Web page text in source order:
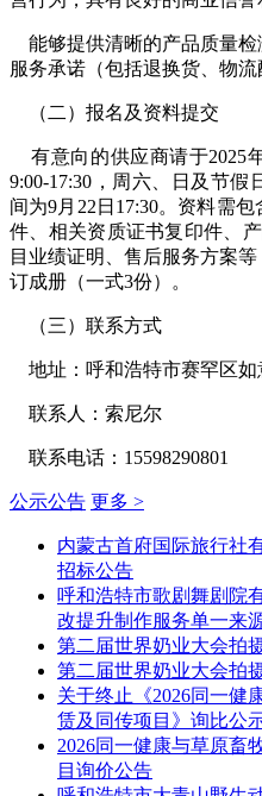
能够提供清晰的产品质量检
服务承诺（包括退换货、物流
（二）报名及资料提交
有意向的供应商请于2025
9:00-17:30 ，周六、日及节假
间为9月 22 日 17:30。资料需包
件、相关资质证书复印件、
目业绩证明、售后服务方案
订成册（一式3份）。
（三）联系方式
地址：呼和浩特市赛罕区如
联系人：索尼尔
联系电话： 15598290801
公示公告 更多 >
内蒙古首府国际旅行社
招标公告
呼和浩特市歌剧舞剧院
改提升制作服务单一来
第二届世界奶业大会拍
第二届世界奶业大会拍
关于终止《2026同一健
赁及同传项目》询比公
2026同一健康与草原畜
目询价公告